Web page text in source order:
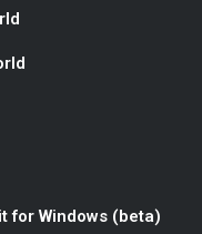
for Windows (beta)